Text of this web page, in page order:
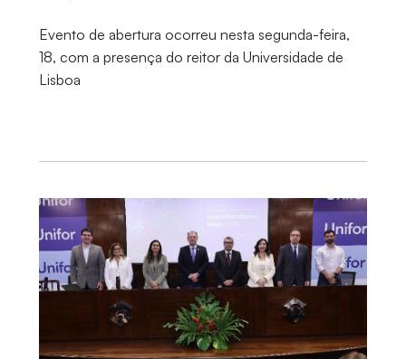
Evento de abertura ocorreu nesta segunda-feira,
18, com a presença do reitor da Universidade de
Lisboa